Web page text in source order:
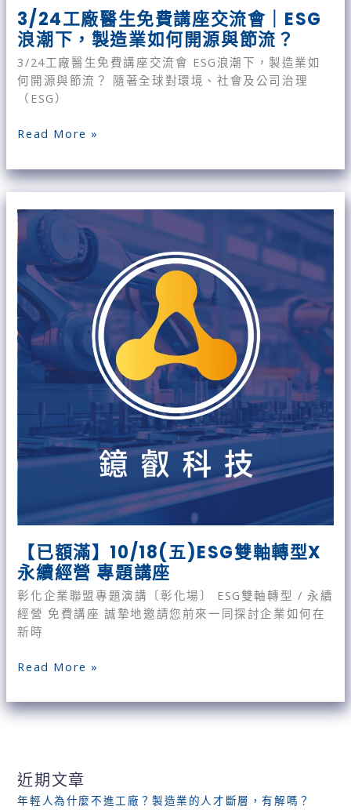
3/24工廠醫生免費講座交流會｜ESG
浪潮下，製造業如何開源與節流？
3/24工廠醫生免費講座交流會 ESG浪潮下，製造業如
何開源與節流？ 隨著全球對環境、社會及公司治理
（ESG）
業
如
何
開
源
與
流？
Read More »
【已額滿】10/18(五)ESG雙軸轉型X
永續經營 專題講座
彰化企業聯盟專題演講〔彰化場〕 ESG雙軸轉型 / 永續
經營 免費講座 誠摯地邀請您前來一同探討企業如何在
新時
額
滿】
10/18(五)ESG
雙
軸
轉
X
續
營
專
題
講
Read More »
近期文章
年輕人為什麼不進工廠？製造業的人才斷層，有解嗎？